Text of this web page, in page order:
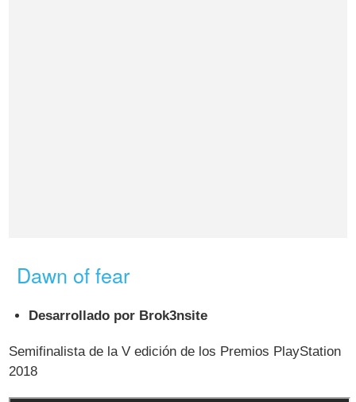
Dawn of fear
Desarrollado por Brok3nsite
Semifinalista de la V edición de los Premios PlayStation
2018